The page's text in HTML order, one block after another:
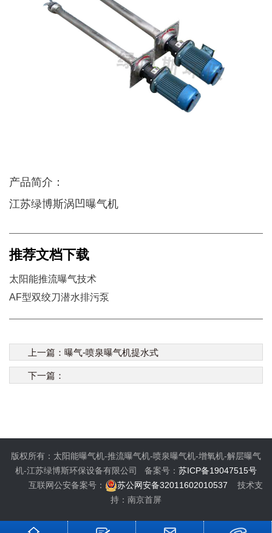
产品简介：
江苏绿博斯涡凹曝气机
推荐文档下载
太阳能推流曝气技术
AF型双绞刀潜水排污泵
上一篇： 曝气-喷泉曝气机提水式
下一篇：
版权所有：太阳能曝气机-推流曝气机-喷泉曝气机-增氧机-解层曝气
机-江苏绿博斯环保设备有限公司 备案号： 苏ICP备19047515号
互联网公安备案号：
苏公网安备32011602010537
技术支
持：南京首屏